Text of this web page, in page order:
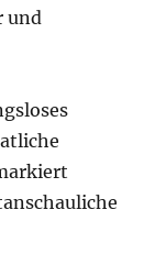
und